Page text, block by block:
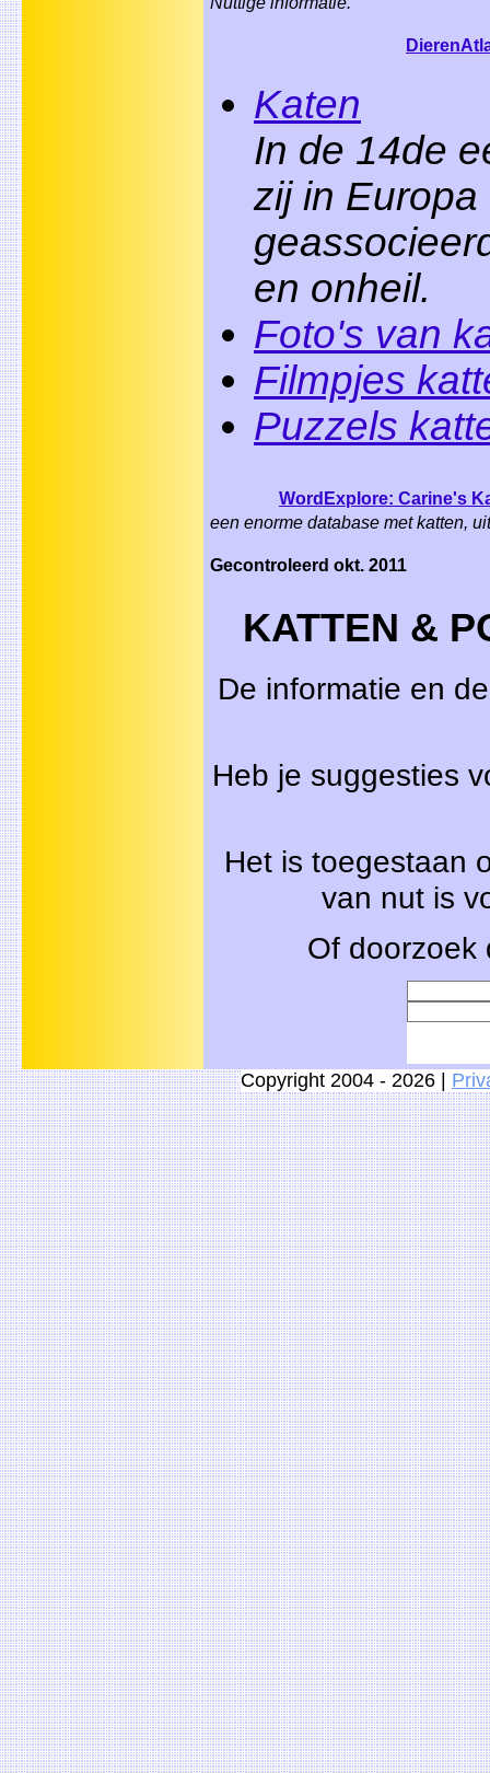
Katen
In de 14de
zij in Europa
en onheil.
Foto's van
Filmpjes
Puzzels
WordExplore: Carine's
een enorme database met katten,
Gecontroleerd okt. 2011
KATTEN &
De informatie en
Heb je suggesties
Het is toegestaan
van nut is
Of doorzoek
Copyright 2004 - 2026 |